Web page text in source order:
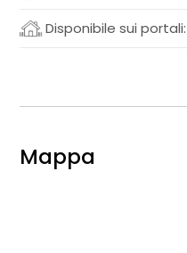
Disponibile sui portali:
Mappa